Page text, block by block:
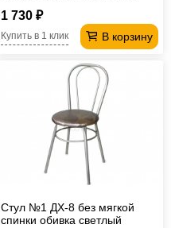
1 730 ₽
В корзину
Купить в 1 клик
Стул №1 ДХ-8 без мягкой
спинки обивка светлый